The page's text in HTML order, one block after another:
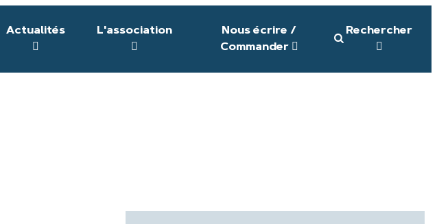
Actualités L'association
Nous écrire /
Commander
Rechercher